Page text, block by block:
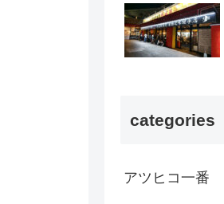
categories
アツヒコ一番